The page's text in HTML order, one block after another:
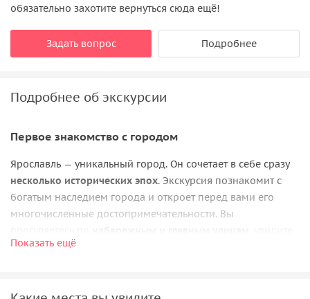
обязательно захотите вернуться сюда ещё!
Задать вопрос Подробнее
Подробнее об экскурсии
Первое знакомство с городом
Ярославль — уникальный город. Он сочетает в себе сразу
несколько исторических эпох. Экскурсия познакомит с
богатым наследием города и откроет перед вами его
многочисленные достопримечательности. Вы
средневековые
Показать ещё